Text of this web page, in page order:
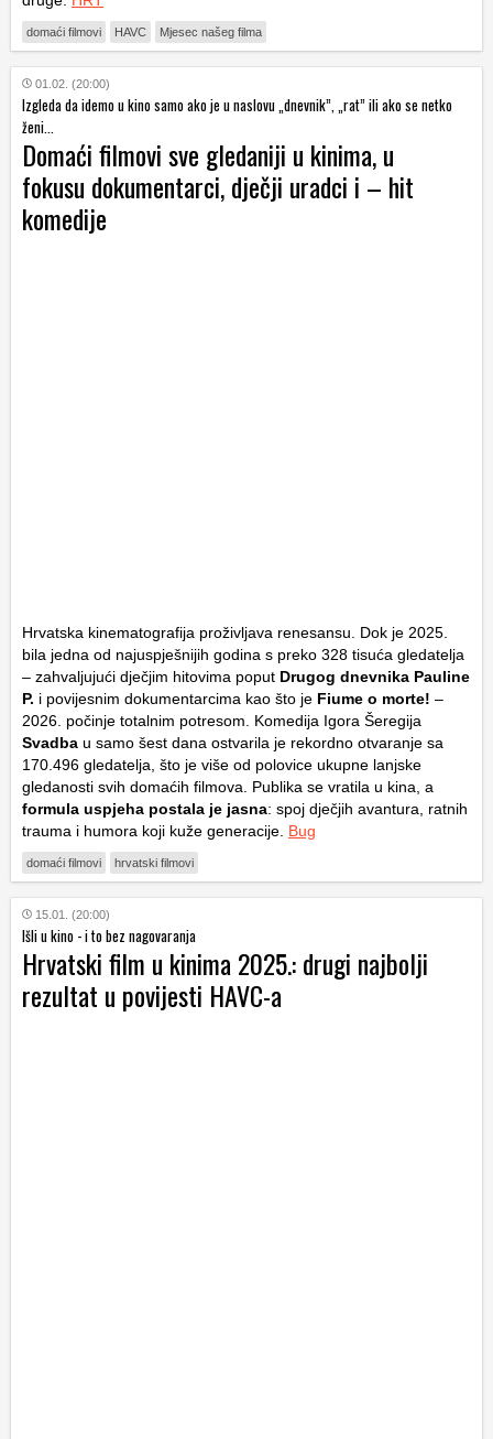
domaći filmovi HAVC Mjesec našeg filma
01.02. (20:00)
Izgleda da idemo u kino samo ako je u naslovu „dnevnik”, „rat” ili ako se netko
ženi...
Domaći filmovi sve gledaniji u kinima, u
fokusu dokumentarci, dječji uradci i – hit
komedije
Hrvatska kinematografija proživljava renesansu. Dok je 2025.
bila jedna od najuspješnijih godina s preko 328 tisuća gledatelja
– zahvaljujući dječjim hitovima poput Drugog dnevnika Pauline
P. i povijesnim dokumentarcima kao što je Fiume o morte! –
2026. počinje totalnim potresom. Komedija Igora Šeregija
Svadba u samo šest dana ostvarila je rekordno otvaranje sa
170.496 gledatelja, što je više od polovice ukupne lanjske
gledanosti svih domaćih filmova. Publika se vratila u kina, a
formula uspjeha postala je jasna: spoj dječjih avantura, ratnih
trauma i humora koji kuže generacije. Bug
domaći filmovi hrvatski filmovi
15.01. (20:00)
Išli u kino - i to bez nagovaranja
Hrvatski film u kinima 2025.: drugi najbolji
rezultat u povijesti HAVC-a